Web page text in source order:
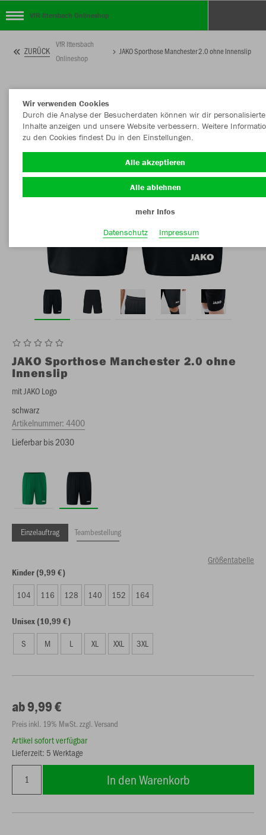
VfR Ittersbach Onlineshop
ZURÜCK
VfR Ittersbach
Onlineshop
JAKO Sporthose Manchester 2.0 ohne Innenslip
JAKO Sporthose Manchester 2.0 ohne
Innenslip
mit JAKO Logo
schwarz
Artikelnummer:4400
Lieferbar bis 2030
Einzelauftrag Teambestellung
Größentabelle
Kinder (9,99 €)
104 116 128 140 152 164
Unisex (10,99 €)
S M L XL XXL 3XL
ab 9,99 €
Preis inkl. 19% MwSt. zzgl. Versand
Artikel sofort verfügbar
Lieferzeit: 5 Werktage
In den Warenkorb
Wir verwenden Cookies
Durch die Analyse der Besucherdaten können wir dir personalisierte
Inhalte anzeigen und unsere Website verbessern. Weitere
zu den Cookies findest Du in den Einstellungen.
Alle akzeptieren
Alle ablehnen
mehr Infos
Datenschutz
Impressum